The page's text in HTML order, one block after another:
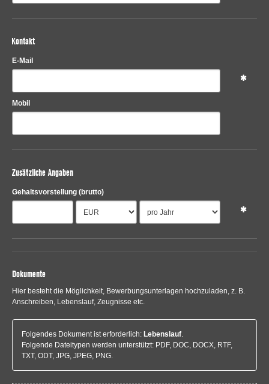
Kontakt
E-Mail
Mobil
Zusätzliche Angaben
Gehaltsvorstellung (brutto)
Dokumente
Hier besteht die Möglichkeit, Bewerbungsunterlagen hochzuladen, z. B.
Anschreiben, Lebenslauf, Zeugnisse etc.
Folgendes Dokument ist erforderlich: Lebenslauf.
Folgende Dateitypen werden unterstützt: PDF, DOC, DOCX, RTF,
TXT, ODT, JPG, JPEG, PNG.